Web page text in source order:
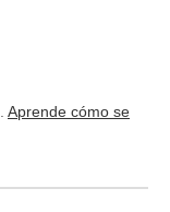
Aprende cómo se